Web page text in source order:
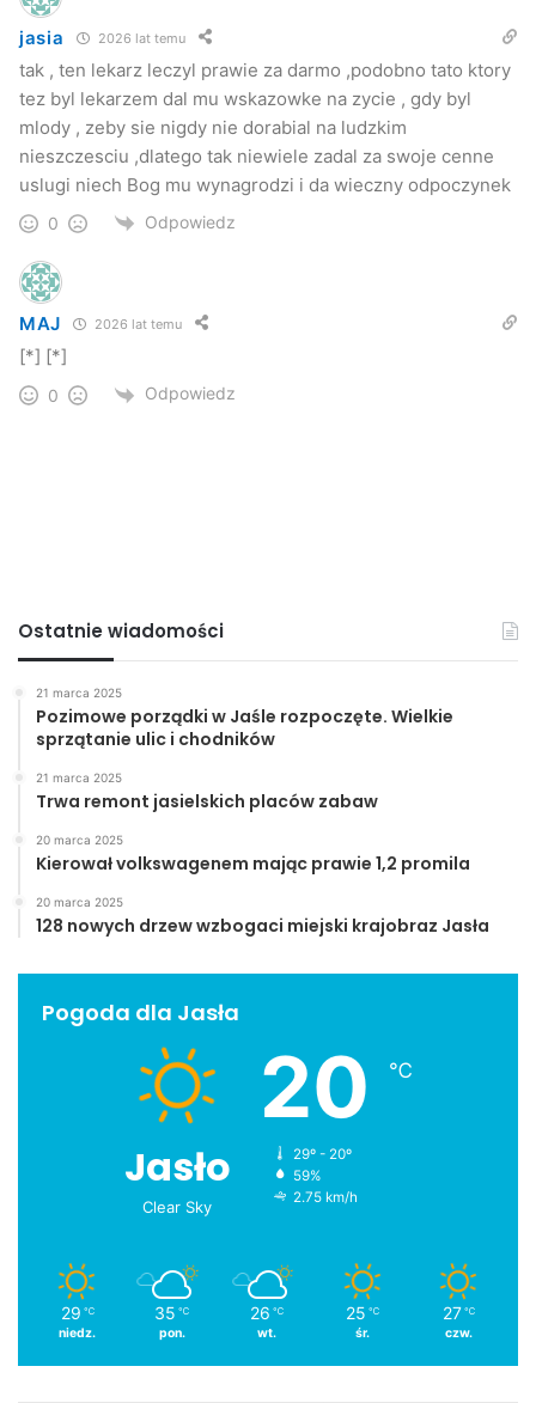
Adam Kucharzyk Jasło miasto
powiat
jasia 2026 lat temu
tak , ten lekarz leczyl prawie za darmo ,podobno tato ktory
tez byl lekarzem dal mu wskazowke na zycie , gdy byl
mlody , zeby sie nigdy nie dorabial na ludzkim
nieszczesciu ,dlatego tak niewiele zadal za swoje cenne
uslugi niech Bog mu wynagrodzi i da wieczny odpoczynek
0 Odpowiedz
MAJ 2026 lat temu
[*] [*]
0 Odpowiedz
Ostatnie wiadomości
21 marca 2025
Pozimowe porządki w Jaśle rozpoczęte. Wielkie
sprzątanie ulic i chodników
21 marca 2025
Trwa remont jasielskich placów zabaw
20 marca 2025
Kierował volkswagenem mając prawie 1,2 promila
20 marca 2025
128 nowych drzew wzbogaci miejski krajobraz Jasła
Pogoda dla Jasła
Jasło
Clear Sky
20 ℃
29º - 20º
59%
2.75 km/h
29 ℃
niedz.
35 ℃
pon.
26 ℃
wt.
25 ℃
śr.
27 ℃
czw.